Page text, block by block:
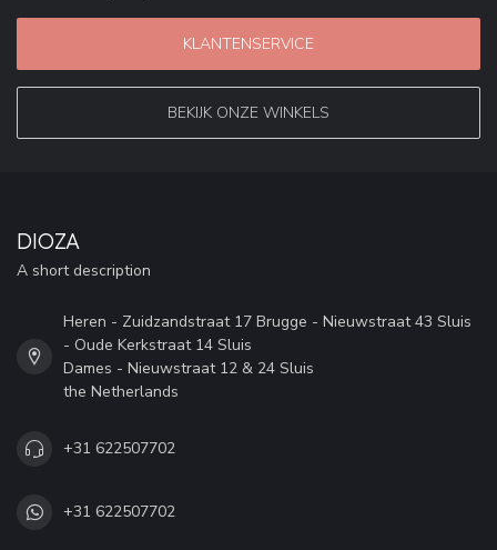
KLANTENSERVICE
BEKIJK ONZE WINKELS
DIOZA
A short description
Heren - Zuidzandstraat 17 Brugge - Nieuwstraat 43 Sluis
- Oude Kerkstraat 14 Sluis
Dames - Nieuwstraat 12 & 24 Sluis
the Netherlands
+31 622507702
+31 622507702